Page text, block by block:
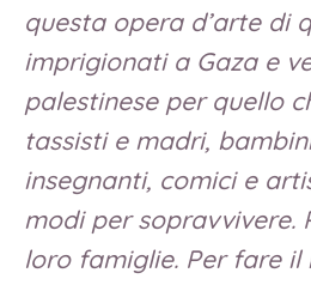
questa opera d’arte di
imprigionati a Gaza e
palestinese per quello
tassisti e madri,
insegnanti, comici e
modi per sopravvivere.
loro famiglie. Per fare